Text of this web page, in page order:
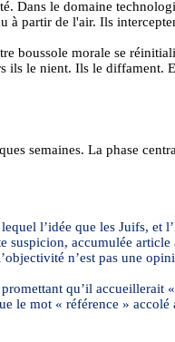
Dans le domaine
à partir de l'air. Ils
boussole morale se
ils le nient. Ils le diffament.
semaines. La phase
l’idée que les Juifs, et
accumulée
n’est pas une
qu’il accueillerait
le mot « référence »